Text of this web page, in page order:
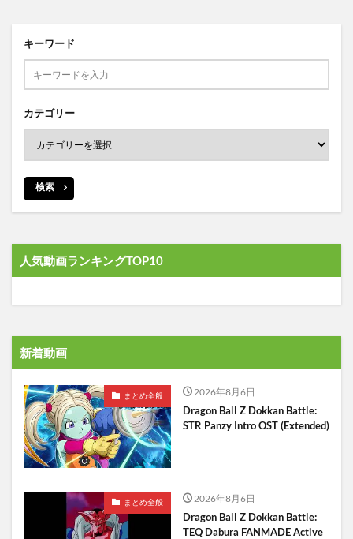
キーワード
カテゴリー
検索
人気動画ランキングTOP10
新着動画
まとめ全般 2026年8月6日
Dragon Ball Z Dokkan Battle:
STR Panzy Intro OST (Extended)
まとめ全般 2026年8月6日
Dragon Ball Z Dokkan Battle:
TEQ Dabura FANMADE Active